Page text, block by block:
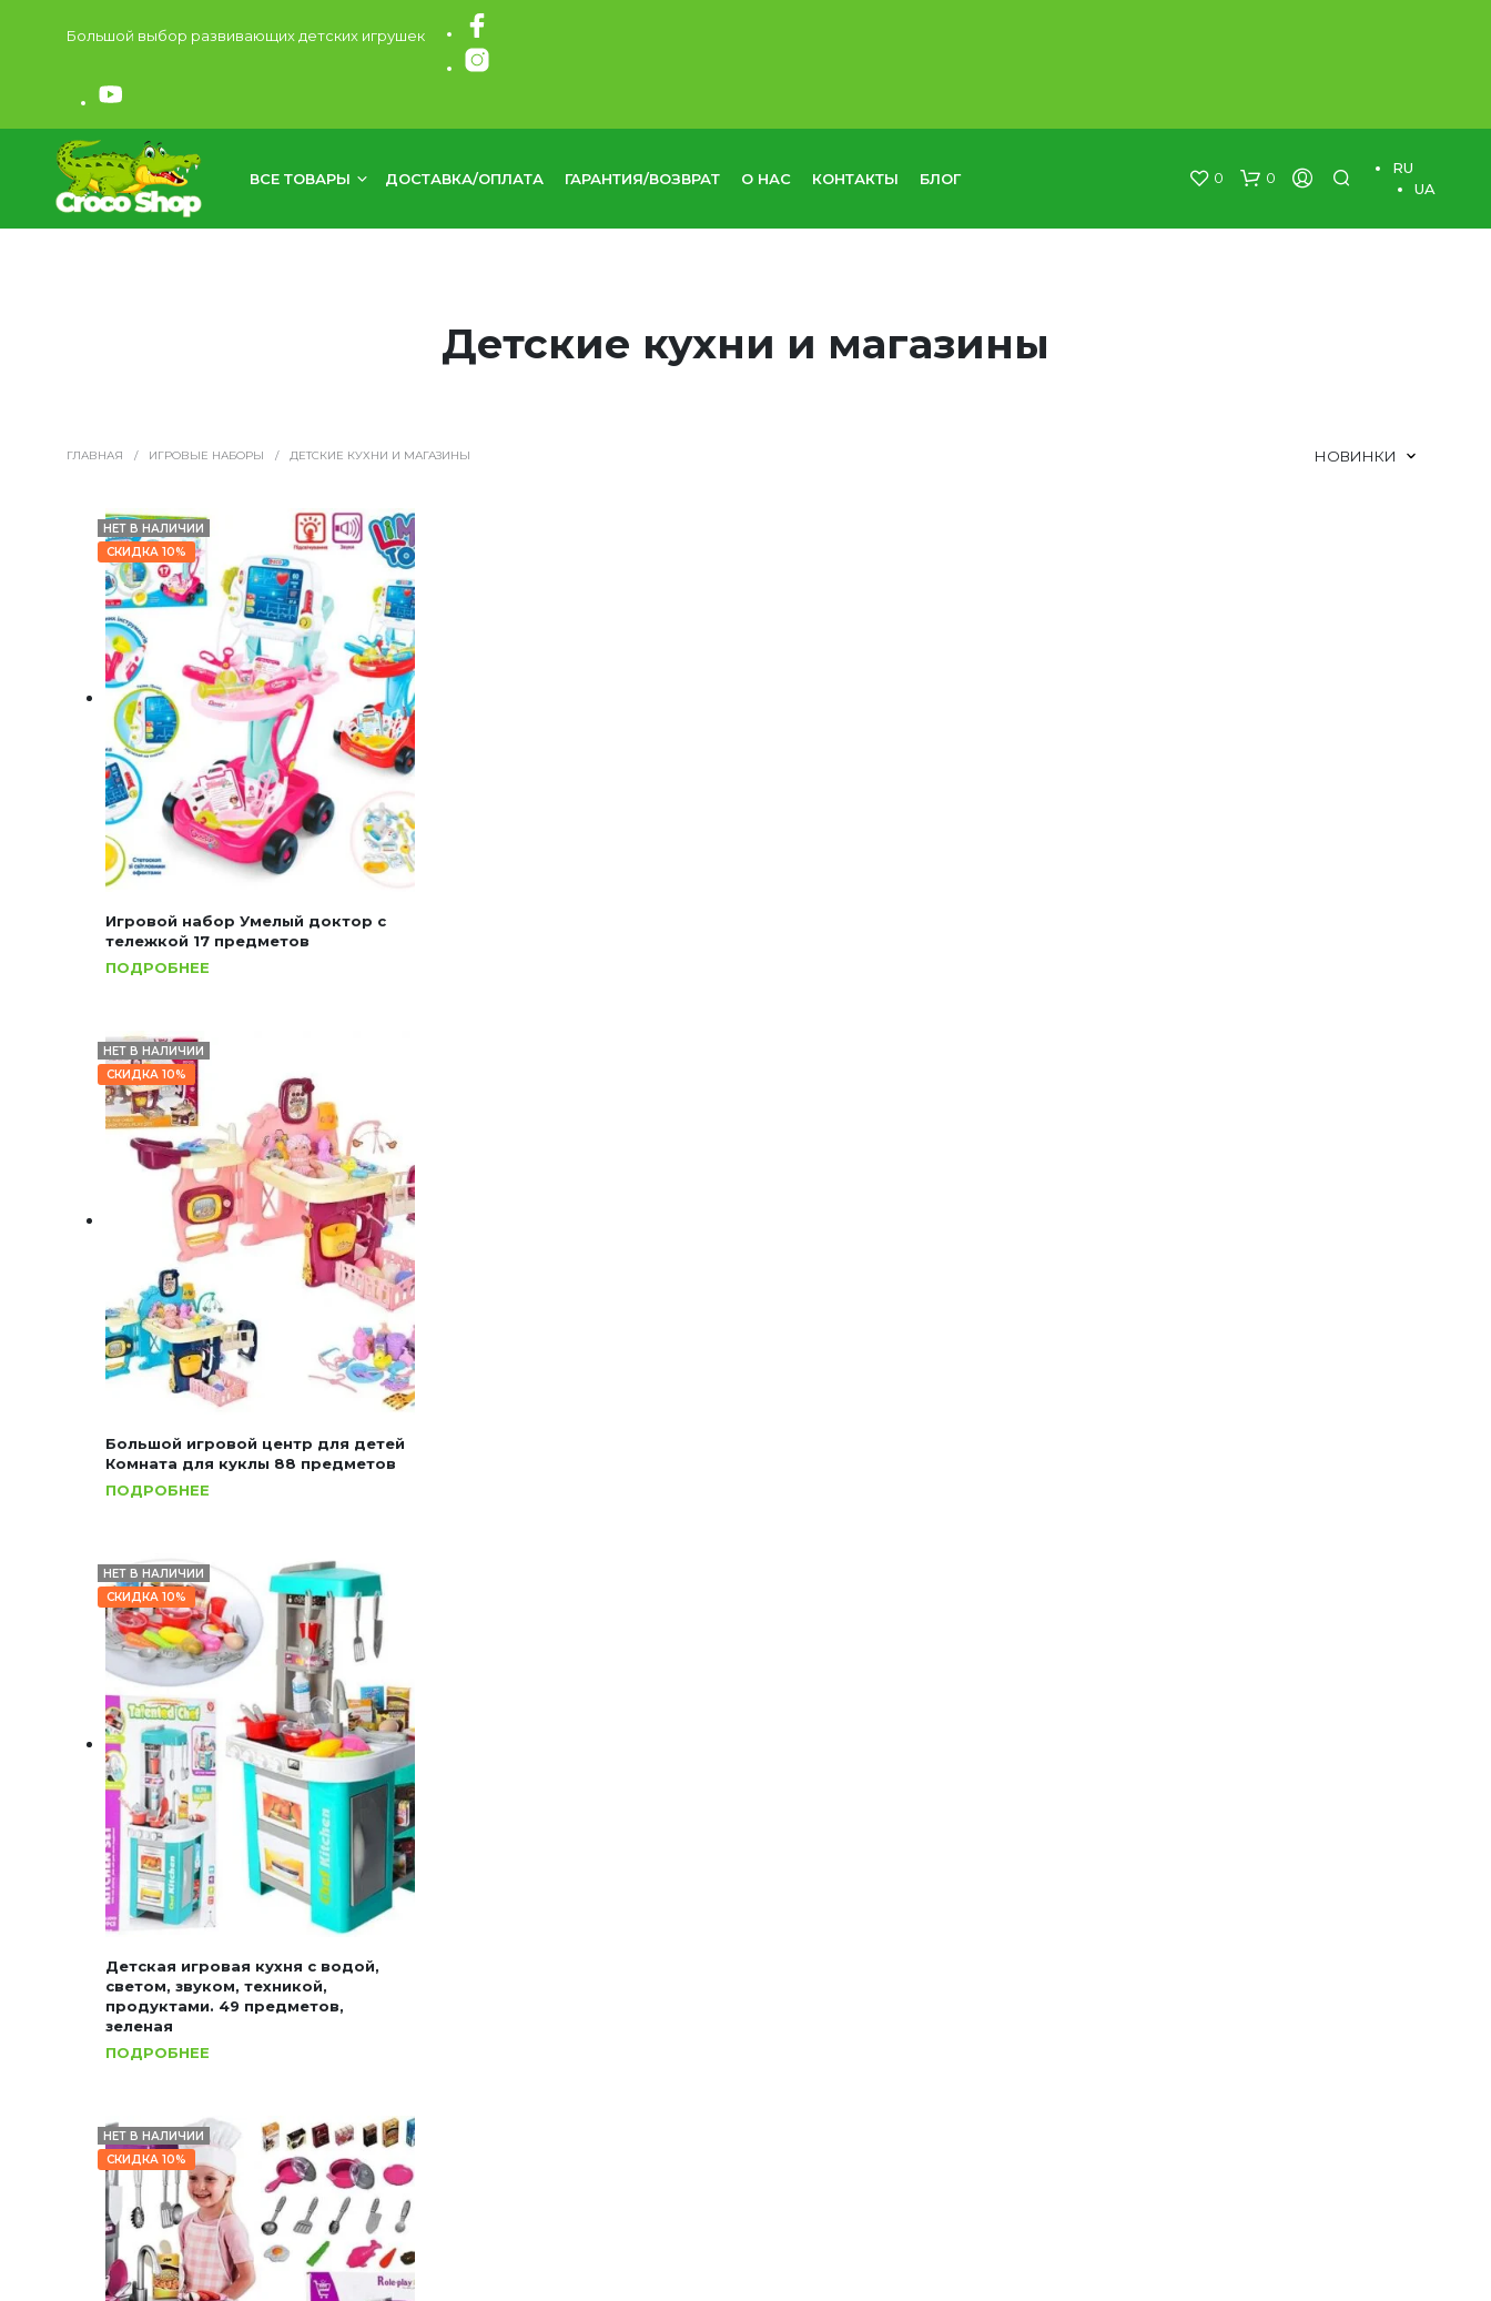
Большой выбор развивающих детских игрушек
ВСЕ ТОВАРЫ ДОСТАВКА/ОПЛАТА ГАРАНТИЯ/ВОЗВРАТ О НАС КОНТАКТЫ БЛОГ 0 0
RU
UA
Детские кухни и магазины
ГЛАВНАЯ / ИГРОВЫЕ НАБОРЫ / ДЕТСКИЕ КУХНИ И МАГАЗИНЫ
НЕТ В НАЛИЧИИ
СКИДКА 10%
Игровой набор Умелый доктор с
тележкой 17 предметов
ПОДРОБНЕЕ
НЕТ В НАЛИЧИИ
СКИДКА 10%
Большой игровой центр для детей
Комната для куклы 88 предметов
ПОДРОБНЕЕ
НЕТ В НАЛИЧИИ
СКИДКА 10%
Детская игровая кухня с водой,
светом, звуком, техникой,
продуктами. 49 предметов,
зеленая
ПОДРОБНЕЕ
НЕТ В НАЛИЧИИ
СКИДКА 10%